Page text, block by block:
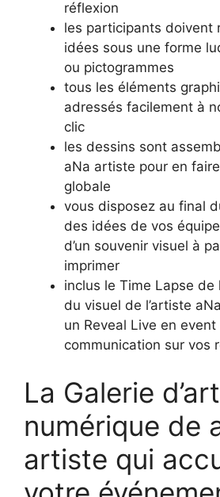
réflexion
les participants doivent
idées sous une forme
ou pictogrammes
tous les éléments
adressés facilement à
clic
les dessins sont
aNa artiste pour en
globale
vous disposez au final
des idées de vos
d’un souvenir visuel à
imprimer
inclus le Time Lapse de
du visuel de l’artiste
un Reveal Live en event
communication sur vos
La Galerie d’art
numérique de
artiste qui